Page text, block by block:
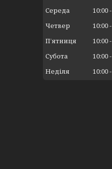
Середа
10:00
Четвер
10:00
Пʼятниця
10:00
Субота
10:00
Неділя
10:00